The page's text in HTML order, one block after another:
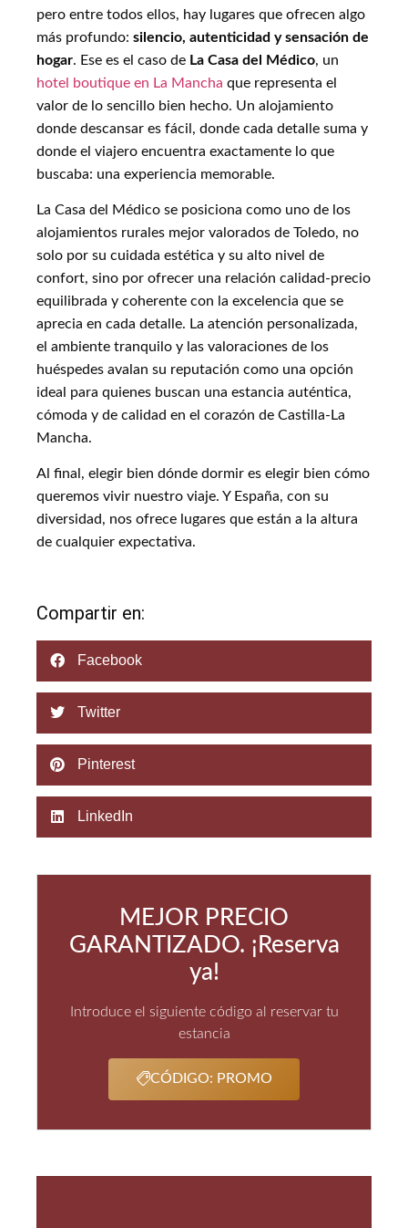
pero entre todos ellos, hay lugares que ofrecen algo
más profundo: silencio, autenticidad y sensación de
hogar. Ese es el caso de La Casa del Médico, un
hotel boutique en La Mancha que representa el
valor de lo sencillo bien hecho. Un alojamiento
donde descansar es fácil, donde cada detalle suma y
donde el viajero encuentra exactamente lo que
buscaba: una experiencia memorable.
La Casa del Médico se posiciona como uno de los
alojamientos rurales mejor valorados de Toledo, no
solo por su cuidada estética y su alto nivel de
confort, sino por ofrecer una relación calidad-precio
equilibrada y coherente con la excelencia que se
aprecia en cada detalle. La atención personalizada,
el ambiente tranquilo y las valoraciones de los
huéspedes avalan su reputación como una opción
ideal para quienes buscan una estancia auténtica,
cómoda y de calidad en el corazón de Castilla-La
Mancha.
Al final, elegir bien dónde dormir es elegir bien cómo
queremos vivir nuestro viaje. Y España, con su
diversidad, nos ofrece lugares que están a la altura
de cualquier expectativa.
Compartir en:
Facebook
Twitter
Pinterest
LinkedIn
MEJOR PRECIO
GARANTIZADO. ¡Reserva
ya!
Introduce el siguiente código al reservar tu
estancia
CÓDIGO: PROMO